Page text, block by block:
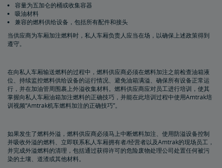
容量为五加仑的桶或收集容器
吸油材料
兼容的燃料供给设备，包括所有配件和接头
当供应商为车厢加注燃料时，私人车厢负责人应当在场，以确保上述政策得到
遵守。
在向私人车厢输送燃料的过程中，燃料供应商必须在燃料加注之前检查油箱液
位、持续监控燃料供给设备的运行情况、避免油箱满溢、确保所有设备正常运
行，并在加油管周围裹上外溢收集材料。燃料供应商应对员工进行培训，使其
掌握向私人车厢油箱加注燃料的正确技巧，并能在此培训过程中使用Amtrak培
训视频“Amtrak机车燃料加注的正确技巧”。
如果发生了燃料外溢，燃料供应商必须马上中断燃料加注、使用防溢设备控制
并吸收外溢的燃料、立即联系私人车厢拥有者/经营者以及Amtrak的现场员工，
并完成外溢燃料的清理，包括通过获得许可的危险废物处理公司处置任何被污
染的土壤、道渣或其他材料。